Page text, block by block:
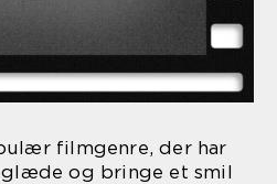
filmgenre, der har
og bringe et smil